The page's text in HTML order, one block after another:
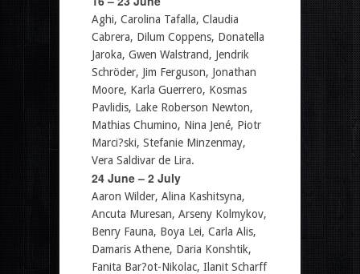
Aghi, Carolina Tafalla, Claudia
Cabrera, Dilum Coppens, Donatella
Jaroka, Gwen Walstrand, Jendrik
Schröder, Jim Ferguson, Jonathan
Moore, Karla Guerrero, Kosmas
Pavlidis, Lake Roberson Newton,
Mathias Chumino, Nina Jené, Piotr
Marci?ski, Stefanie Minzenmay,
Vera Saldivar de Lira.
24 June – 2 July
Aaron Wilder, Alina Kashitsyna,
Ancuta Muresan, Arseny Kolmykov,
Benry Fauna, Boya Lei, Carla Alis,
Damaris Athene, Daria Konshtik,
Fanita Bar?ot-Nikolac, Ilanit Scharff